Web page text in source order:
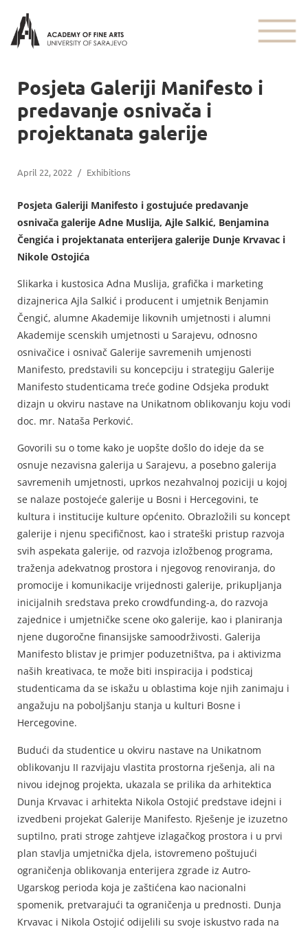
Posjeta Galeriji Manifesto i
predavanje osnivača i
projektanata galerije
April 22, 2022 / Exhibitions
Posjeta Galeriji Manifesto i gostujuće predavanje
osnivača galerije Adne Muslija, Ajle Salkić, Benjamina
Čengića i projektanata enterijera galerije Dunje Krvavac i
Nikole Ostojića
Slikarka i kustosica Adna Muslija, grafička i marketing
dizajnerica Ajla Salkić i producent i umjetnik Benjamin
Čengić, alumne Akademije likovnih umjetnosti i alumni
Akademije scenskih umjetnosti u Sarajevu, odnosno
osnivačice i osnivač Galerije savremenih umjenosti
Manifesto, predstavili su koncepciju i strategiju Galerije
Manifesto studenticama treće godine Odsjeka produkt
dizajn u okviru nastave na Unikatnom oblikovanju koju vodi
doc. mr. Nataša Perković.
Govorili su o tome kako je uopšte došlo do ideje da se
osnuje nezavisna galerija u Sarajevu, a posebno galerija
savremenih umjetnosti, uprkos nezahvalnoj poziciji u kojoj
se nalaze postojeće galerije u Bosni i Hercegovini, te
kultura i institucije kulture općenito. Obrazložili su koncept
galerije i njenu specifičnost, kao i strateški pristup razvoja
svih aspekata galerije, od razvoja izložbenog programa,
traženja adekvatnog prostora i njegovog renoviranja, do
promocije i komunikacije vrijednosti galerije, prikupljanja
inicijalnih sredstava preko crowdfunding-a, do razvoja
zajednice i umjetničke scene oko galerije, kao i planiranja
njene dugoročne finansijske samoodrživosti. Galerija
Manifesto blistav je primjer poduzetništva, pa i aktivizma
naših kreativaca, te može biti inspiracija i podsticaj
studenticama da se iskažu u oblastima koje njih zanimaju i
angažuju na poboljšanju stanja u kulturi Bosne i
Hercegovine.
Budući da studentice u okviru nastave na Unikatnom
oblikovanju II razvijaju vlastita prostorna rješenja, ali na
nivou idejnog projekta, ukazala se prilika da arhitektica
Dunja Krvavac i arhitekta Nikola Ostojić predstave idejni i
izvedbeni projekat Galerije Manifesto. Rješenje je izuzetno
suptilno, prati stroge zahtjeve izlagačkog prostora i u prvi
plan stavlja umjetnička djela, istovremeno poštujući
ograničenja oblikovanja enterijera zgrade iz Autro-
Ugarskog perioda koja je zaštićena kao nacionalni
spomenik, pretvarajući ta ograničenja u prednosti. Dunja
Krvavac i Nikola Ostojić odijelili su svoje iskustvo rada na